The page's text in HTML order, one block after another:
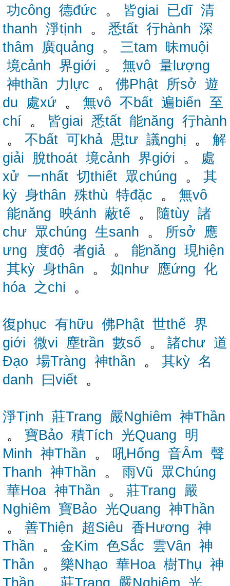
功công 德đức 。 皆giai 已dĩ 清
thanh 淨tịnh 。 悉tất 行hành 深
thâm
廣quảng 。 三tam 昧muội
境cảnh 界giới 。 無vô 量lượng
神thần
力lực 。 佛Phật 所sở 遊
du
處xứ 。 無vô 不bất 遍biến 至
chí 。 皆giai 悉tất 能năng 行hành
。 不bất 可khả 思tư 議nghị 。 解
giải
脫thoát 境cảnh 界giới 。 處
xử 一nhất 切thiết 眾chúng 。 其
kỳ 身thân 殊thù 特đặc 。 無vô
能năng 映ánh 蔽tế 。 隨tùy 諸
chư 眾chúng 生sanh 。 所sở
應
ưng
度độ 者giả 。 能năng 現hiện
其kỳ 身thân 。 如như 應ứng 化
hóa 之chi 。
復phục 有hữu 佛Phật 世thế 界
giới 微vi 塵trần 數số 。 諸chư 道
Đạo 場Tràng 神thần 。 其kỳ 名
danh
曰viết 。
淨Tịnh 莊Trang 嚴Nghiêm 神Thần
。 寶Bảo 積Tích 光Quang 明
Minh 神Thần 。 吼Hống 音Âm 聲
Thanh 神Thần 。 雨Vũ 眾Chúng
華Hoa 神Thần 。 莊Trang
嚴
Nghiêm 寶Bảo 光Quang 神Thần
。 善Thiện 超Siêu 香Hương 神
Thần 。 金Kim 色Sắc 雲Vân 神
Thần 。 樂Nhạo 華Hoa 樹Thụ 神
Thần
莊Trang 嚴Nghiêm 光